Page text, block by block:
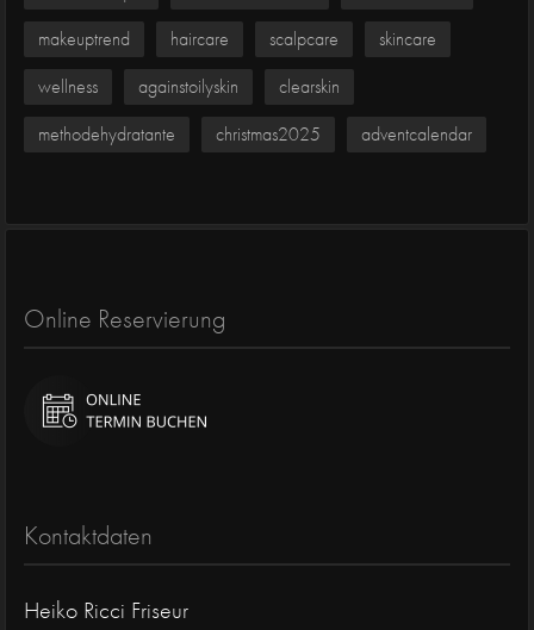
makeuptrend haircare scalpcare skincare
wellness againstoilyskin clearskin
methodehydratante christmas2025 adventcalendar
Online Reservierung
Kontaktdaten
Heiko Ricci Friseur